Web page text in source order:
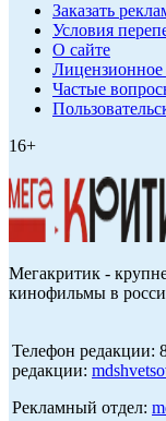
Заказать
Условия
О сайте
Лицензионное
Частые
16+
Мегакритик -
кинофильмы в
Телефон редакции:
редакции:
Рекламный отдел: